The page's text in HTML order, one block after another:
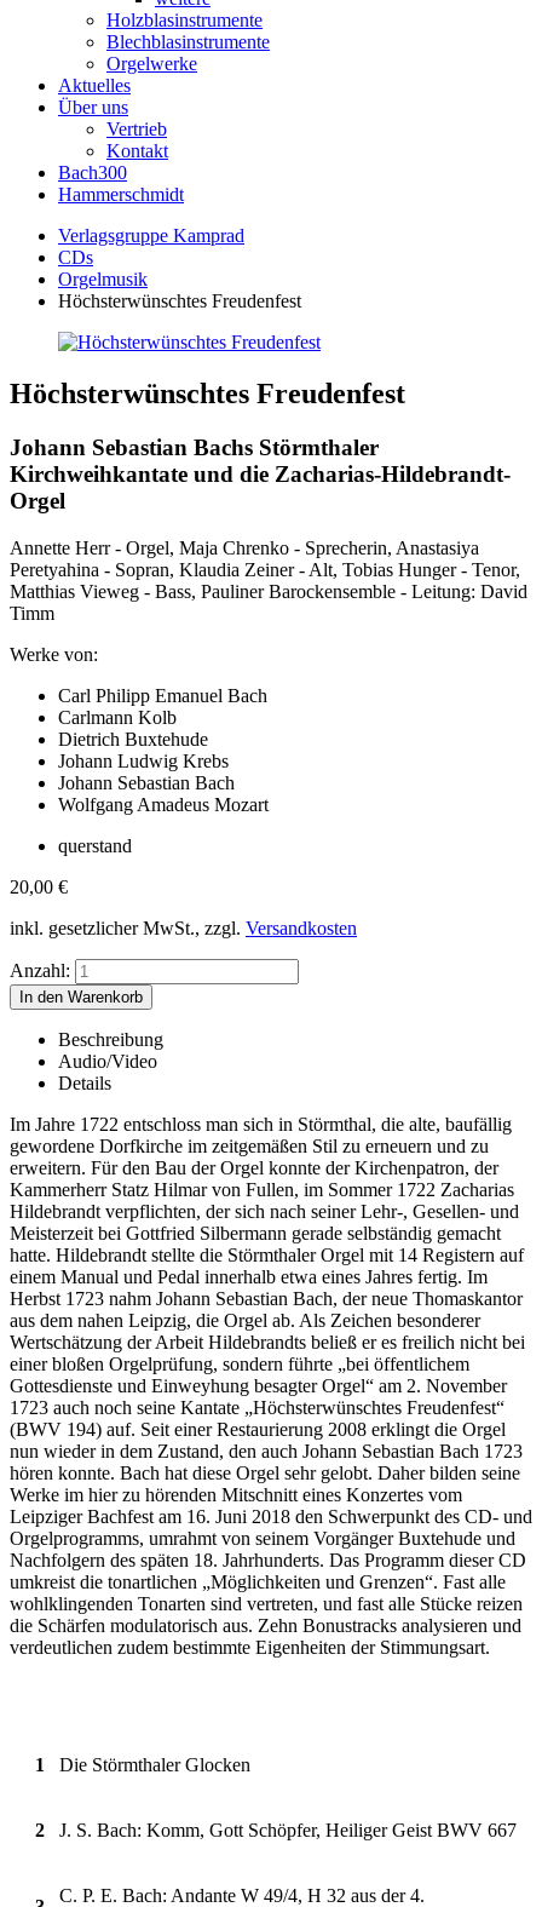
Holzblasinstrumente
Blechblasinstrumente
Orgelwerke
Aktuelles
Über uns
Vertrieb
Kontakt
Bach300
Hammerschmidt
Verlagsgruppe Kamprad
CDs
Orgelmusik
Höchsterwünschtes Freudenfest
Höchsterwünschtes Freudenfest
Johann Sebastian Bachs Störmthaler
Kirchweihkantate und die Zacharias-Hildebrandt-
Orgel
Annette Herr - Orgel, Maja Chrenko - Sprecherin, Anastasiya
Peretyahina - Sopran, Klaudia Zeiner - Alt, Tobias Hunger - Tenor,
Matthias Vieweg - Bass, Pauliner Barockensemble - Leitung: David
Timm
Werke von:
Carl Philipp Emanuel Bach
Carlmann Kolb
Dietrich Buxtehude
Johann Ludwig Krebs
Johann Sebastian Bach
Wolfgang Amadeus Mozart
querstand
20,00 €
inkl. gesetzlicher MwSt., zzgl. Versandkosten
Anzahl:
Beschreibung
Audio/Video
Details
Im Jahre 1722 entschloss man sich in Störmthal, die alte, baufällig
gewordene Dorfkirche im zeitgemäßen Stil zu erneuern und zu
erweitern. Für den Bau der Orgel konnte der Kirchenpatron, der
Kammerherr Statz Hilmar von Fullen, im Sommer 1722 Zacharias
Hildebrandt verpflichten, der sich nach seiner Lehr-, Gesellen- und
Meisterzeit bei Gottfried Silbermann gerade selbständig gemacht
hatte. Hildebrandt stellte die Störmthaler Orgel mit 14 Registern auf
einem Manual und Pedal innerhalb etwa eines Jahres fertig. Im
Herbst 1723 nahm Johann Sebastian Bach, der neue Thomaskantor
aus dem nahen Leipzig, die Orgel ab. Als Zeichen besonderer
Wertschätzung der Arbeit Hildebrandts beließ er es freilich nicht bei
einer bloßen Orgelprüfung, sondern führte „bei öffentlichem
Gottesdienste und Einweyhung besagter Orgel“ am 2. November
1723 auch noch seine Kantate „Höchsterwünschtes Freudenfest“
(BWV 194) auf. Seit einer Restaurierung 2008 erklingt die Orgel
nun wieder in dem Zustand, den auch Johann Sebastian Bach 1723
hören konnte. Bach hat diese Orgel sehr gelobt. Daher bilden seine
Werke im hier zu hörenden Mitschnitt eines Konzertes vom
Leipziger Bachfest am 16. Juni 2018 den Schwerpunkt des CD- und
Orgelprogramms, umrahmt von seinem Vorgänger Buxtehude und
Nachfolgern des späten 18. Jahrhunderts. Das Programm dieser CD
umkreist die tonartlichen „Möglichkeiten und Grenzen“. Fast alle
wohlklingenden Tonarten sind vertreten, und fast alle Stücke reizen
die Schärfen modulatorisch aus. Zehn Bonustracks analysieren und
verdeutlichen zudem bestimmte Eigenheiten der Stimmungsart.
1 Die Störmthaler Glocken
2 J. S. Bach: Komm, Gott Schöpfer, Heiliger Geist BWV 667
C. P. E. Bach: Andante W 49/4, H 32 aus der 4.